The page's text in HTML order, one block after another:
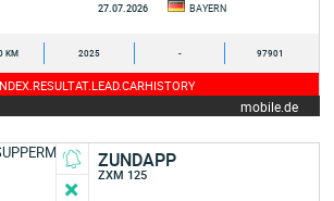
27.07.2026 BAYERN
KM 2025 - 97901
mobile.de
ZUNDAPP
ZXM 125